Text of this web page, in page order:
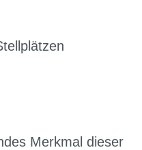
Merkmal dieser